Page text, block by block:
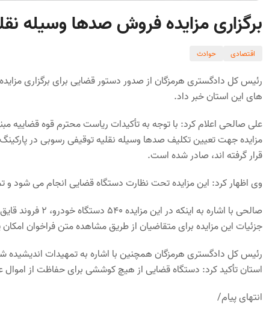
برگزاری مزایده فروش صدها وسیله
اقتصادی حوادث
رئیس کل دادگستری هرمزگان از صدور دستور قضایی برای برگزاری
های این استان خبر داد.
علی صالحی اعلام کرد: با توجه به تأکیدات ریاست محترم قوه قضاییه
مزایده جهت تعیین تکلیف صدها وسیله نقلیه توقیفی رسوبی در
قرار گرفته اند، صادر شده است.
وی اظهار کرد: این مزایده تحت نظارت دستگاه قضایی انجام می شود
جزئیات این مزایده برای متقاضیان از طریق مشاهده متن فراخوان
رئیس کل دادگستری هرمزگان همچنین با اشاره به تمهیدات اندیشیده
استان تأکید کرد: دستگاه قضایی از هیچ کوششی برای حفاظت از اموال
انتهای پیام/